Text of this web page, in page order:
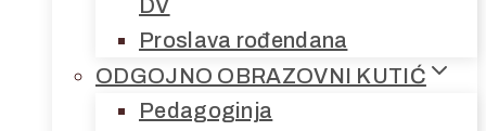
DV
Proslava rođendana
ODGOJNO OBRAZOVNI KUTIĆ
Pedagoginja